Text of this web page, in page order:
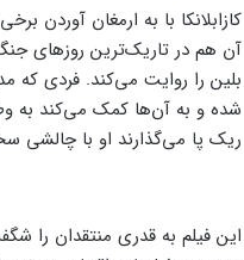
کازابلانکا با به ارمغان آوردن
آن هم در تاریک‌ترین روزهای
بلین را روایت می‌کند. فردی که
شده و به آن‌ها کمک می‌کند به
ریک پا می‌گذارند او با چالشی
این فیلم به قدری منتقدان را